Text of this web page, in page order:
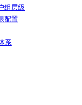
组层级
配置
系